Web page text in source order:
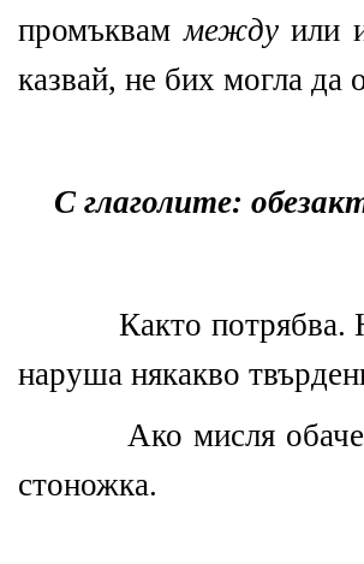
промъкваммеждуили
казвай, не бих могла да
С глаголите:
Както потрябва.
наруша някакво
Ако мисля
стоножка.